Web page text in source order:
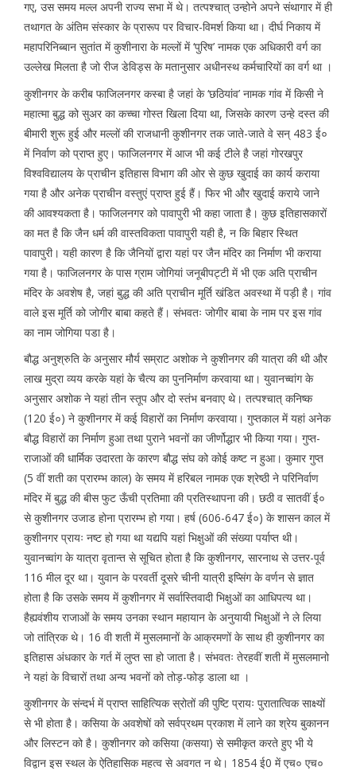
गए, उस समय मल्ल अपनी राज्य सभा में थे। तत्पश्चात् उन्होने अपने संथागार में ही
तथागत के अंतिम संस्कार के प्रारूप पर विचार-विमर्श किया था। दीर्घ निकाय में
महापरिनिब्बान सुतांत में कुशीनारा के मल्लों में ‘पुरिष’ नामक एक अधिकारी वर्ग का
उल्लेख मिलता है जो रीज डेविड्स के मतानुसार अधीनस्थ कर्मचारियों का वर्ग था ।
कुशीनगर के करीब फाजिलनगर कस्बा है जहां के ‘छठियांव’ नामक गांव में किसी ने
महात्मा बुद्ध को सुअर का कच्चा गोस्त खिला दिया था, जिसके कारण उन्हे दस्त की
बीमारी शुरू हुई और मल्लों की राजधानी कुशीनगर तक जाते-जाते वे सन् 483 ई०
में निर्वाण को प्राप्त हुए। फाजिलनगर में आज भी कई टीले है जहां गोरखपुर
विश्वविद्यालय के प्राचीन इतिहास विभाग की ओर से कुछ खुदाई का कार्य कराया
गया है और अनेक प्राचीन वस्तुएं प्राप्त हुई हैं। फिर भी और खुदाई कराये जाने
की आवश्यकता है। फाजिलनगर को पावापुरी भी कहा जाता है। कुछ इतिहासकारों
का मत है कि जैन धर्म की वास्तविकता पावापुरी यही है, न कि बिहार स्थित
पावापुरी। यही कारण है कि जैनियों द्वारा यहां पर जैन मंदिर का निर्माण भी कराया
गया है। फाजिलनगर के पास ग्राम जोगियां जनूबीपट्टी में भी एक अति प्राचीन
मंदिर के अवशेष है, जहां बुद्ध की अति प्राचीन मूर्ति खंडित अवस्था में पड़ी है। गांव
वाले इस मूर्ति को जोगीर बाबा कहते हैं। संभवतः जोगीर बाबा के नाम पर इस गांव
का नाम जोगिया पडा है।
बौद्ध अनुश्रुति के अनुसार मौर्य सम्राट अशोक ने कुशीनगर की यात्रा की थी और
लाख मुद्रा व्यय करके यहां के चैत्य का पुननिर्माण करवाया था। युवानच्वांग के
अनुसार अशोक ने यहां तीन स्तूप और दो स्तंभ बनवाए थे। तत्पश्चात् कनिष्क
(120 ई०) ने कुशीनगर में कई विहारों का निर्माण करवाया। गुप्तकाल में यहां अनेक
बौद्ध विहारों का निर्माण हुआ तथा पुराने भवनों का जीर्णोद्धार भी किया गया। गुप्त-
राजाओं की धार्मिक उदारता के कारण बौद्ध संघ को कोई कष्ट न हुआ। कुमार गुप्त
(5 वीं शती का प्रारम्भ काल) के समय में हरिबल नामक एक श्रेष्ठी ने परिनिर्वाण
मंदिर में बुद्ध की बीस फुट ऊँची प्रतिमाा की प्रतिस्थापना की। छठी व सातवीं ई०
से कुशीनगर उजाड होना प्रारम्भ हो गया। हर्ष (606-647 ई०) के शासन काल में
कुशीनगर प्रायः नष्ट हो गया था यद्यपि यहां भिक्षुओं की संख्या पर्याप्त थी।
युवानच्वांग के यात्रा वृतान्त से सूचित होता है कि कुशीनगर, सारनाथ से उत्तर-पूर्व
116 मील दूर था। युवान के परवर्ती दूसरे चीनी यात्री इप्सिंग के वर्णन से ज्ञात
होता है कि उसके समय में कुशीनगर में सर्वास्तिवादी भिक्षुओं का आधिपत्य था।
हैह्यवंशीय राजाओं के समय उनका स्थान महायान के अनुयायी भिक्षुओं ने ले लिया
जो तांत्रिक थे। 16 वी शती में मुसलमानों के आक्रमणों के साथ ही कुशीनगर का
इतिहास अंधकार के गर्त में लुप्त सा हो जाता है। संभवतः तेरहवीं शती में मुसलमानो
ने यहां के विचारों तथा अन्य भवनों को तोड़-फोड़ डाला था ।
कुशीनगर के संन्दर्भ में प्राप्त साहित्यिक स्रोतों की पुष्टि प्रायः पुरातात्विक साक्ष्यों
से भी होता है। कसिया के अवशेषों को सर्वप्रथम प्रकाश में लाने का श्रेय बुकानन
और लिस्टन को है। कुशीनगर को कसिया (कसया) से समीकृत करते हुए भी ये
विद्वान इस स्थल के ऐतिहासिक महत्व से अवगत न थे। 1854 ई0 में एच० एच०